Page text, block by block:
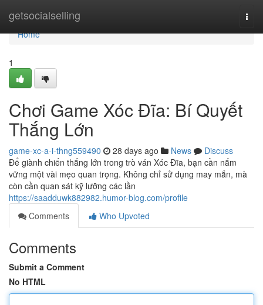
getsocialselling
Home
Home
1
Chơi Game Xóc Đĩa: Bí Quyết
Thắng Lớn
game-xc-a-i-thng559490 28 days ago News
Discuss
Để giành chiến thắng lớn trong trò ván Xóc Đĩa, bạn cần nắm
vững một vài mẹo quan trọng. Không chỉ sử dụng may mắn, mà
còn cần quan sát kỹ lưỡng các lần
https://saadduwk882982.humor-blog.com/profile
Comments
Who Upvoted
Comments
Submit a Comment
No HTML